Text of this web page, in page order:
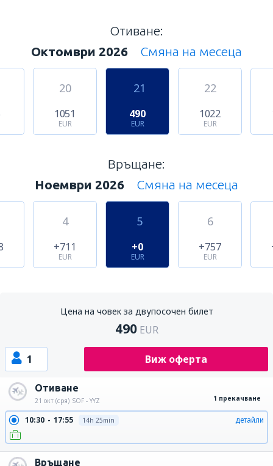
Отиване:
Октомври 2026
Смяна на месеца
20
1051
EUR
21
490
EUR
22
1022
EUR
Връщане:
Ноември 2026
Смяна на месеца
4
+711
EUR
5
+0
EUR
6
+757
EUR
Цена на човек за двупосочен билет
490 EUR
1 Виж оферта
Отиване
21 окт (сря) SOF - YYZ 1 прекачване
10:30 17:55 14h 25min детайли
Връщане